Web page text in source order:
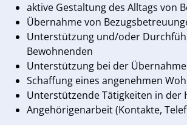
aktive Gestaltung des Alltags von
Übernahme von
Unterstützung und/oder
Bewohnenden
Unterstützung bei der
Schaffung eines angenehmen
Unterstützende Tätigkeiten in der
Angehörigenarbeit (Kontakte,